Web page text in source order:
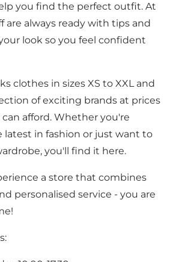
you find the perfect outfit. At
are always ready with tips and
look so you feel confident
clothes in sizes XS to XXL and
of exciting brands at prices
afford. Whether you're
latest in fashion or just want to
you'll find it here.
a store that combines
personalised service - you are